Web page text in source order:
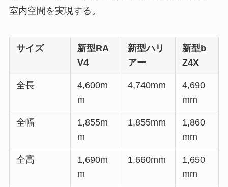
室内空間を実現する。
サイズ
新型RA
V4
新型ハリ
アー
新型b
Z4X
全長
4,600m
m
4,740mm
4,690
mm
全幅
1,855m
m
1,855mm
1,860
mm
全高
1,690m
m
1,660mm
1,650
mm